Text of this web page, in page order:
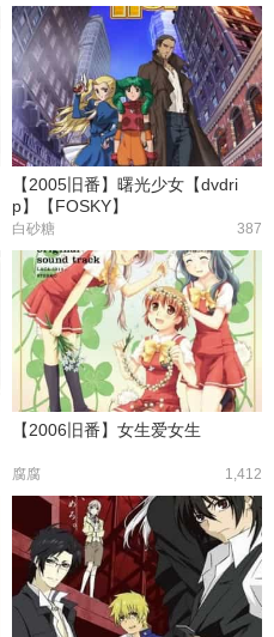
【2005旧番】曙光少女【dvdri
p】【FOSKY】
387
白砂糖
【2006旧番】女生爱女生
1,412
腐腐